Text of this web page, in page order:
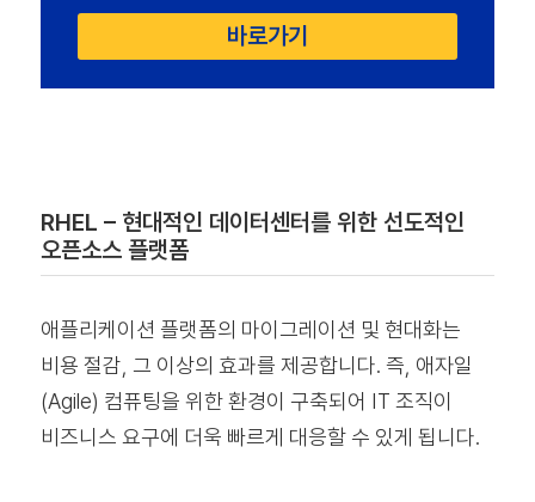
바로가기
RHEL – 현대적인 데이터센터를 위한 선도적인
오픈소스 플랫폼
애플리케이션 플랫폼의 마이그레이션 및 현대화는
비용 절감, 그 이상의 효과를 제공합니다. 즉, 애자일
(Agile) 컴퓨팅을 위한 환경이 구축되어 IT 조직이
비즈니스 요구에 더욱 빠르게 대응할 수 있게 됩니다.